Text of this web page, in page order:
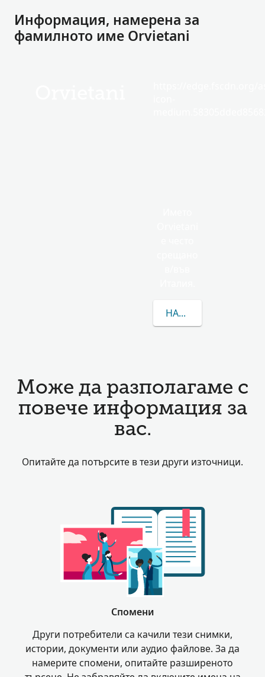
Информация, намерена за
фамилното име Orvietani
НАУЧЕТЕ ПОВЕЧЕ ЗА
Може да разполагаме с
повече информация за
вас.
Опитайте да потърсите в тези други източници.
Спомени
Други потребители са качили тези снимки,
истории, документи или аудио файлове. За да
намерите спомени, опитайте разширеното